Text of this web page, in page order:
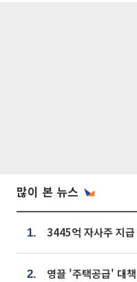
많이 본 뉴스
1.
2.